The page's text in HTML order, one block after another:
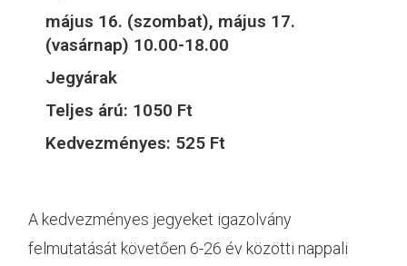
május 16. (szombat), május 17.
(vasárnap) 10.00-18.00
Jegyárak
Teljes árú: 1050 Ft
Kedvezményes: 525 Ft
A kedvezményes jegyeket igazolvány
felmutatását követően 6-26 év közötti nappali